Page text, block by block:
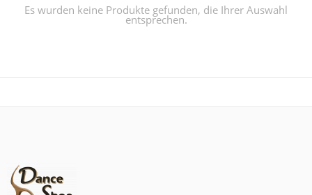
Es wurden keine Produkte gefunden, die Ihrer Auswahl
entsprechen.